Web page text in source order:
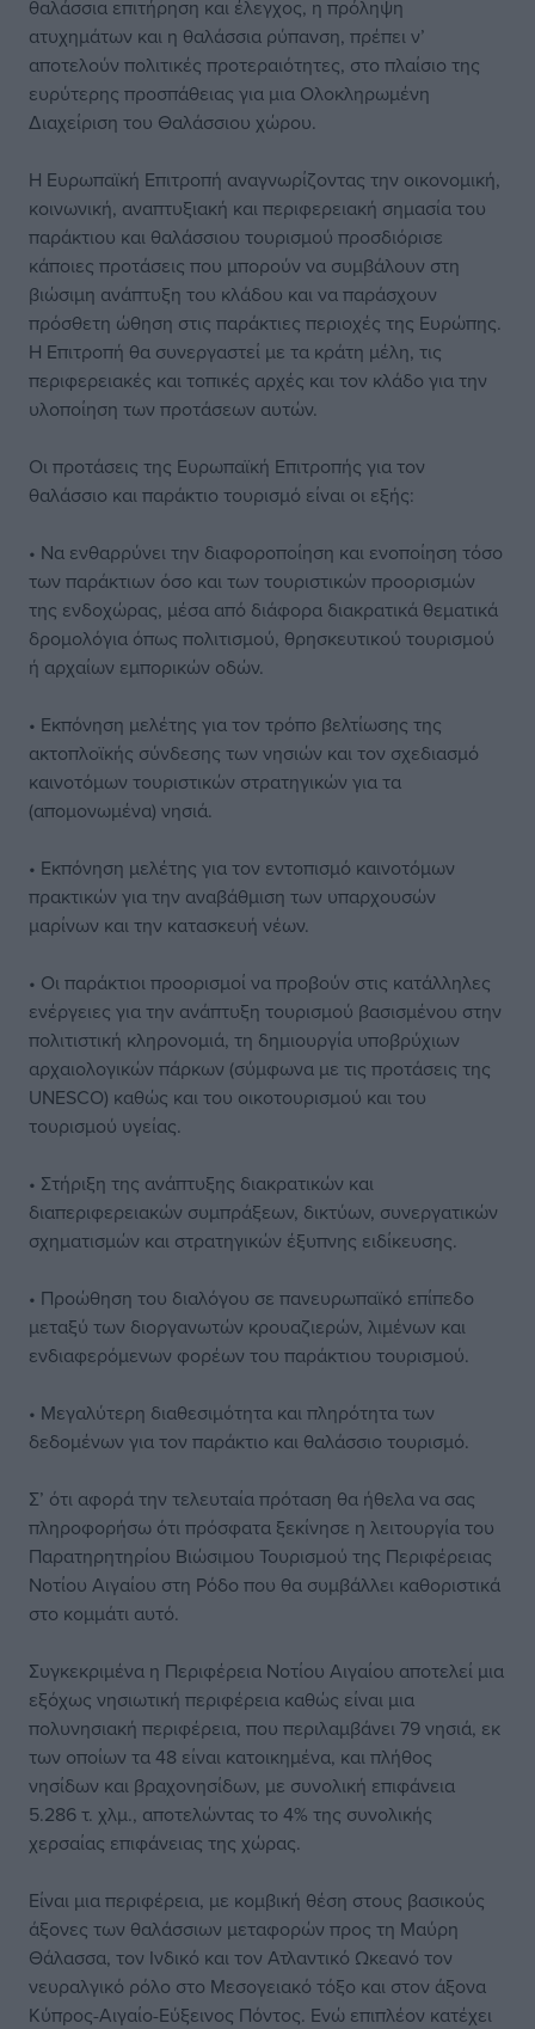
θαλάσσια επιτήρηση και έλεγχος, η πρόληψη
ατυχημάτων και η θαλάσσια ρύπανση, πρέπει ν’
αποτελούν πολιτικές προτεραιότητες, στο πλαίσιο της
ευρύτερης προσπάθειας για μια Ολοκληρωμένη
Διαχείριση του Θαλάσσιου χώρου.
Η Ευρωπαϊκή Επιτροπή αναγνωρίζοντας την οικονομική,
κοινωνική, αναπτυξιακή και περιφερειακή σημασία του
παράκτιου και θαλάσσιου τουρισμού προσδιόρισε
κάποιες προτάσεις που μπορούν να συμβάλουν στη
βιώσιμη ανάπτυξη του κλάδου και να παράσχουν
πρόσθετη ώθηση στις παράκτιες περιοχές της Ευρώπης.
Η Επιτροπή θα συνεργαστεί με τα κράτη μέλη, τις
περιφερειακές και τοπικές αρχές και τον κλάδο για την
υλοποίηση των προτάσεων αυτών.
Οι προτάσεις της Ευρωπαϊκή Επιτροπής για τον
θαλάσσιο και παράκτιο τουρισμό είναι οι εξής:
• Να ενθαρρύνει την διαφοροποίηση και ενοποίηση τόσο
των παράκτιων όσο και των τουριστικών προορισμών
της ενδοχώρας, μέσα από διάφορα διακρατικά θεματικά
δρομολόγια όπως πολιτισμού, θρησκευτικού τουρισμού
ή αρχαίων εμπορικών οδών.
• Εκπόνηση μελέτης για τον τρόπο βελτίωσης της
ακτοπλοϊκής σύνδεσης των νησιών και τον σχεδιασμό
καινοτόμων τουριστικών στρατηγικών για τα
(απομονωμένα) νησιά.
• Εκπόνηση μελέτης για τον εντοπισμό καινοτόμων
πρακτικών για την αναβάθμιση των υπαρχουσών
μαρίνων και την κατασκευή νέων.
• Οι παράκτιοι προορισμοί να προβούν στις κατάλληλες
ενέργειες για την ανάπτυξη τουρισμού βασισμένου στην
πολιτιστική κληρονομιά, τη δημιουργία υποβρύχιων
αρχαιολογικών πάρκων (σύμφωνα με τις προτάσεις της
UNESCO) καθώς και του οικοτουρισμού και του
τουρισμού υγείας.
• Στήριξη της ανάπτυξης διακρατικών και
διαπεριφερειακών συμπράξεων, δικτύων, συνεργατικών
σχηματισμών και στρατηγικών έξυπνης ειδίκευσης.
• Προώθηση του διαλόγου σε πανευρωπαϊκό επίπεδο
μεταξύ των διοργανωτών κρουαζιερών, λιμένων και
ενδιαφερόμενων φορέων του παράκτιου τουρισμού.
• Μεγαλύτερη διαθεσιμότητα και πληρότητα των
δεδομένων για τον παράκτιο και θαλάσσιο τουρισμό.
Σ’ ότι αφορά την τελευταία πρόταση θα ήθελα να σας
πληροφορήσω ότι πρόσφατα ξεκίνησε η λειτουργία του
Παρατηρητηρίου Βιώσιμου Τουρισμού της Περιφέρειας
Νοτίου Αιγαίου στη Ρόδο που θα συμβάλλει καθοριστικά
στο κομμάτι αυτό.
Συγκεκριμένα η Περιφέρεια Νοτίου Αιγαίου αποτελεί μια
εξόχως νησιωτική περιφέρεια καθώς είναι μια
πολυνησιακή περιφέρεια, που περιλαμβάνει 79 νησιά, εκ
των οποίων τα 48 είναι κατοικημένα, και πλήθος
νησίδων και βραχονησίδων, με συνολική επιφάνεια
5.286 τ. χλμ., αποτελώντας το 4% της συνολικής
χερσαίας επιφάνειας της χώρας.
Είναι μια περιφέρεια, με κομβική θέση στους βασικούς
άξονες των θαλάσσιων μεταφορών προς τη Μαύρη
Θάλασσα, τον Ινδικό και τον Ατλαντικό Ωκεανό τον
νευραλγικό ρόλο στο Μεσογειακό τόξο και στον άξονα
Κύπρος-Αιγαίο-Εύξεινος Πόντος. Ενώ επιπλέον κατέχει